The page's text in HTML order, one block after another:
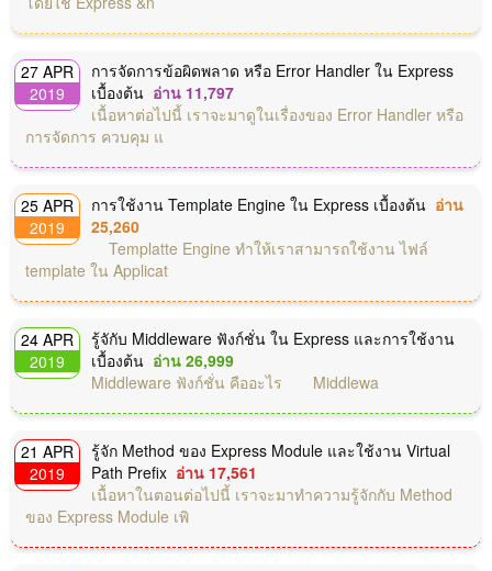
27 APR
2019
การจัดการข้อผิดพลาด หรือ Error Handler ใน Express
เบื้องต้น อ่าน 11,797
เนื้อหาต่อไปนี้ เราจะมาดูในเรื่องของ Error Handler หรือ
การจัดการ ควบคุม แ
25 APR
2019
การใช้งาน Template Engine ใน Express เบื้องต้น อ่าน
25,260
Templatte Engine ทำให้เราสามารถใช้งาน ไฟล์
template ใน Applicat
24 APR
2019
รู้จักับ Middleware ฟังก์ชั่น ใน Express และการใช้งาน
เบื้องต้น อ่าน 26,999
Middleware ฟังก์ชั่น คืออะไร Middlewa
21 APR
2019
รู้จัก Method ของ Express Module และใช้งาน Virtual
Path Prefix อ่าน 17,561
เนื้อหาในตอนต่อไปนี้ เราจะมาทำความรู้จักกับ Method
ของ Express Module เพิ